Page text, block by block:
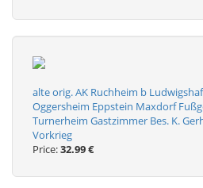
alte orig. AK Ruchheim b
Oggersheim Eppstein Maxdorf
Turnerheim Gastzimmer Bes. K.
Vorkrieg
Price:32.99 €